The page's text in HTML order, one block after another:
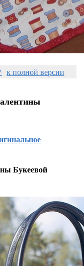
к полной версии
Букеевой